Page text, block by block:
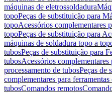
máquinas de eletrossoldadura
topoPeças de substituição para
topoAcessórios complementares
topoPeças de substituição para
máquinas de soldadura topo a
tubosPeças de substituição para
tubosAcessórios complementares
processamento de tubosPeças de
complementares para
tubosComandos remotos